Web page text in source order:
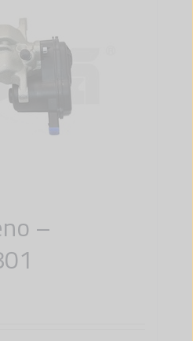
–